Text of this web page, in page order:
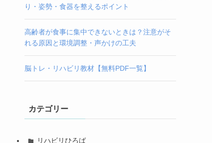
り・姿勢・食器を整えるポイント
高齢者が食事に集中できないときは？注意がそ
れる原因と環境調整・声かけの工夫
脳トレ・リハビリ教材【無料PDF一覧】
カテゴリー
リハビリひろば